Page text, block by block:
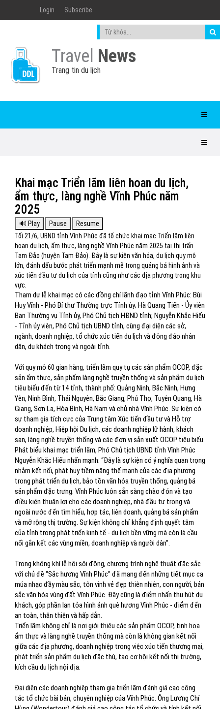
Login Subscribe
Travel News
Trang tin du lịch
Khai mạc Triển lãm liên hoan du lịch,
ẩm thực, làng nghề Vĩnh Phúc năm
2025
Tối 21/6, UBND tỉnh Vĩnh Phúc đã tổ chức khai mạc Triển lãm liên
hoan du lịch, ẩm thực, làng nghề Vĩnh Phúc năm 2025 tại thị trấn
Tam Đảo (huyện Tam Đảo). Đây là sự kiện văn hóa, du lịch quy mô
lớn, đánh dấu bước phát triển mạnh mẽ trong quảng bá hình ảnh và
xúc tiến đầu tư du lịch của tỉnh cũng như các địa phương trong khu
vực.
Tham dự lễ khai mạc có các đồng chí lãnh đạo tỉnh Vĩnh Phúc: Bùi
Huy Vĩnh - Phó Bí thư Thường trực Tỉnh ủy; Hà Quang Tiến - Ủy viên
Ban Thường vụ Tỉnh ủy, Phó Chủ tịch HĐND tỉnh; Nguyễn Khắc Hiếu
- Tỉnh ủy viên, Phó Chủ tịch UBND tỉnh, cùng đại diện các sở,
ngành, doanh nghiệp, tổ chức xúc tiến du lịch và đông đảo nhân
dân, du khách trong và ngoài tỉnh.
Với quy mô 60 gian hàng, triển lãm quy tụ các sản phẩm OCOP, đặc
sản ẩm thực, sản phẩm làng nghề truyền thống và sản phẩm du lịch
tiêu biểu đến từ 14 tỉnh, thành phố: Quảng Ninh, Bắc Ninh, Hưng
Yên, Ninh Bình, Thái Nguyên, Bắc Giang, Phú Thọ, Tuyên Quang, Hà
Giang, Sơn La, Hòa Bình, Hà Nam và chủ nhà Vĩnh Phúc. Sự kiện có
sự tham gia tích cực của Trung tâm Xúc tiến đầu tư và Hỗ trợ
doanh nghiệp, Hiệp hội Du lịch, các doanh nghiệp lữ hành, khách
sạn, làng nghề truyền thống và các đơn vị sản xuất OCOP tiêu biểu.
Phát biểu khai mạc triển lãm, Phó Chủ tịch UBND tỉnh Vĩnh Phúc
Nguyễn Khắc Hiếu nhấn mạnh: “Đây là sự kiện có ý nghĩa quan trọng
nhằm kết nối, phát huy tiềm năng thế mạnh của các địa phương
trong phát triển du lịch, bảo tồn văn hóa truyền thống, quảng bá
sản phẩm đặc trưng. Vĩnh Phúc luôn sẵn sàng chào đón và tạo
điều kiện thuận lợi cho các doanh nghiệp, nhà đầu tư trong và
ngoài nước đến tìm hiểu, hợp tác, liên doanh, quảng bá sản phẩm
và mở rộng thị trường. Sự kiện không chỉ khẳng định quyết tâm
của tỉnh trong phát triển kinh tế - du lịch bền vững mà còn là cầu
nối gắn kết các vùng miền, doanh nghiệp và người dân”.
Trong không khí lễ hội sôi động, chương trình nghệ thuật đặc sắc
với chủ đề “Sắc hương Vĩnh Phúc” đã mang đến những tiết mục ca
múa nhạc đầy màu sắc, tôn vinh vẻ đẹp thiên nhiên, con người, bản
sắc văn hóa vùng đất Vĩnh Phúc. Đây cũng là điểm nhấn thu hút du
khách, góp phần lan tỏa hình ảnh quê hương Vĩnh Phúc - điểm đến
an toàn, thân thiện và hấp dẫn.
Triển lãm không chỉ là nơi giới thiệu các sản phẩm OCOP, tinh hoa
ẩm thực và làng nghề truyền thống mà còn là không gian kết nối
giữa các địa phương, doanh nghiệp trong việc xúc tiến thương mại,
phát triển sản phẩm du lịch đặc thù, tạo cơ hội kết nối thị trường,
kích cầu du lịch nội địa.
Đại diện các doanh nghiệp tham gia triển lãm đánh giá cao công
tác tổ chức bài bản, chuyên nghiệp của Vĩnh Phúc. Ông Lương Chí